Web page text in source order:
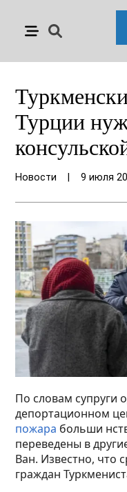
Турции
Новости 9 июля
По словам супруги
депортационном
пожара больши
переведены в
Ван. Известно, что
граждан